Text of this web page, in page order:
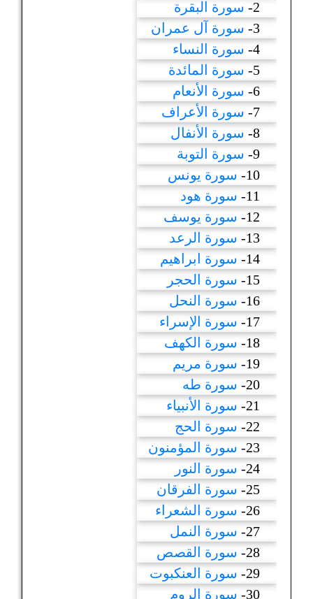
2-
سورة البقرة
3-
سورة آل عمران
4- سورة النساء
5-
سورة المائدة
6- سورة الأنعام
7-
سورة الأعراف
8- سورة الأنفال
9- سورة التوبة
10-
سورة يونس
11-
سورة هود
12-
سورة يوسف
13-
سورة الرعد
14-
سورة ابراهيم
15-
سورة الحجر
16-
سورة النحل
17-
سورة الإسراء
18-
سورة الكهف
19-
سورة مريم
20-
سورة طه
21-
سورة الأنبياء
22-
سورة الحج
23-
سورة المؤمنون
24-
سورة النور
25-
سورة الفرقان
26-
سورة الشعراء
27-
سورة النمل
28-
سورة القصص
29-
سورة العنكبوت
30-
سورة الروم